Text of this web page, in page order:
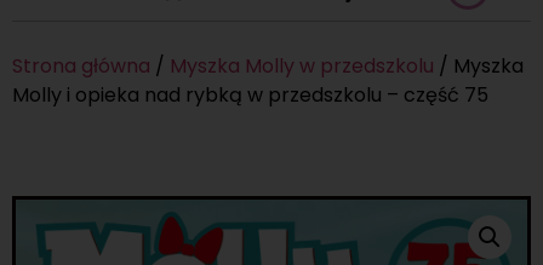
Strona główna / Myszka Molly w przedszkolu / Myszka
Molly i opieka nad rybką w przedszkolu – część 75